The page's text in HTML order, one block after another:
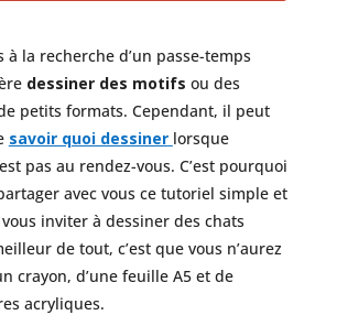
à la recherche d’un passe-temps
dessiner des motifs ou des
petits formats. Cependant, il peut
savoir quoi dessiner lorsque
pas au rendez-vous. C’est pourquoi
avec vous ce tutoriel simple et
inviter à dessiner des chats
de tout, c’est que vous n’aurez
crayon, d’une feuille A5 et de
acryliques.